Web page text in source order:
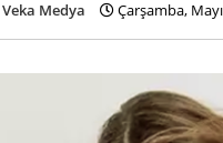
Veka Medya Çarşamba,